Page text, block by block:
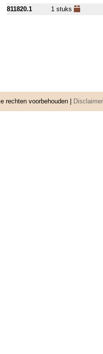
811820.1 1 stuks
rechten voorbehouden | Disclaimer